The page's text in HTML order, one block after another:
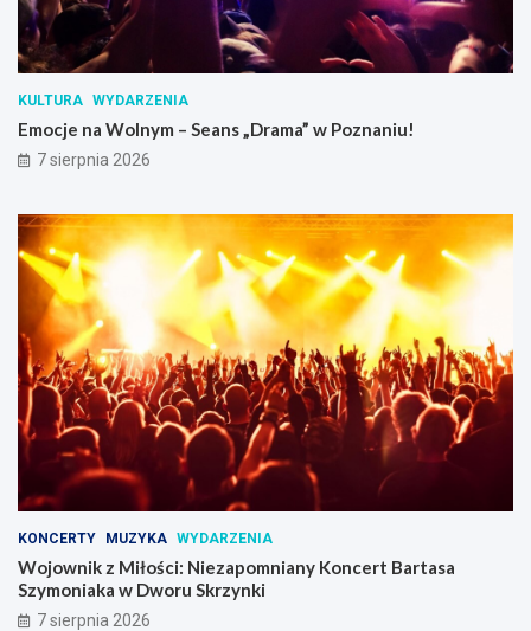
KULTURA WYDARZENIA
Emocje na Wolnym – Seans „Drama” w Poznaniu!
7 sierpnia 2026
KONCERTY MUZYKA WYDARZENIA
Wojownik z Miłości: Niezapomniany Koncert Bartasa
Szymoniaka w Dworu Skrzynki
7 sierpnia 2026